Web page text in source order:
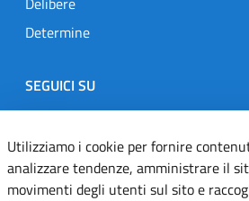
Determine
SEGUICI SU
Designers Italia
TwitterInstagramYoutube
Utilizziamo i cookie per fornire
analizzare tendenze, amministrare il
movimenti degli utenti sul sito e